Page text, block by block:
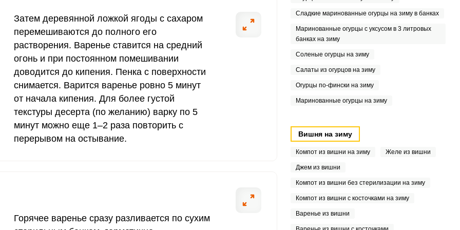
Затем деревянной ложкой ягоды с сахаром
перемешиваются до полного его
растворения. Варенье ставится на средний
огонь и при постоянном помешивании
доводится до кипения. Пенка с поверхности
снимается. Варится варенье ровно 5 минут
от начала кипения. Для более густой
текстуры десерта (по желанию) варку по 5
минут можно еще 1–2 раза повторить с
перерывом на остывание.
Горячее варенье сразу разливается по сухим
Сладкие маринованные огурцы на зиму в банках
Маринованные огурцы с уксусом в 3 литровых
банках на зиму
Соленые огурцы на зиму
Салаты из огурцов на зиму
Огурцы по-фински на зиму
Маринованные огурцы на зиму
Вишня на зиму
Компот из вишни на зиму Желе из вишни
Джем из вишни
Компот из вишни без стерилизации на зиму
Компот из вишни с косточками на зиму
Варенье из вишни